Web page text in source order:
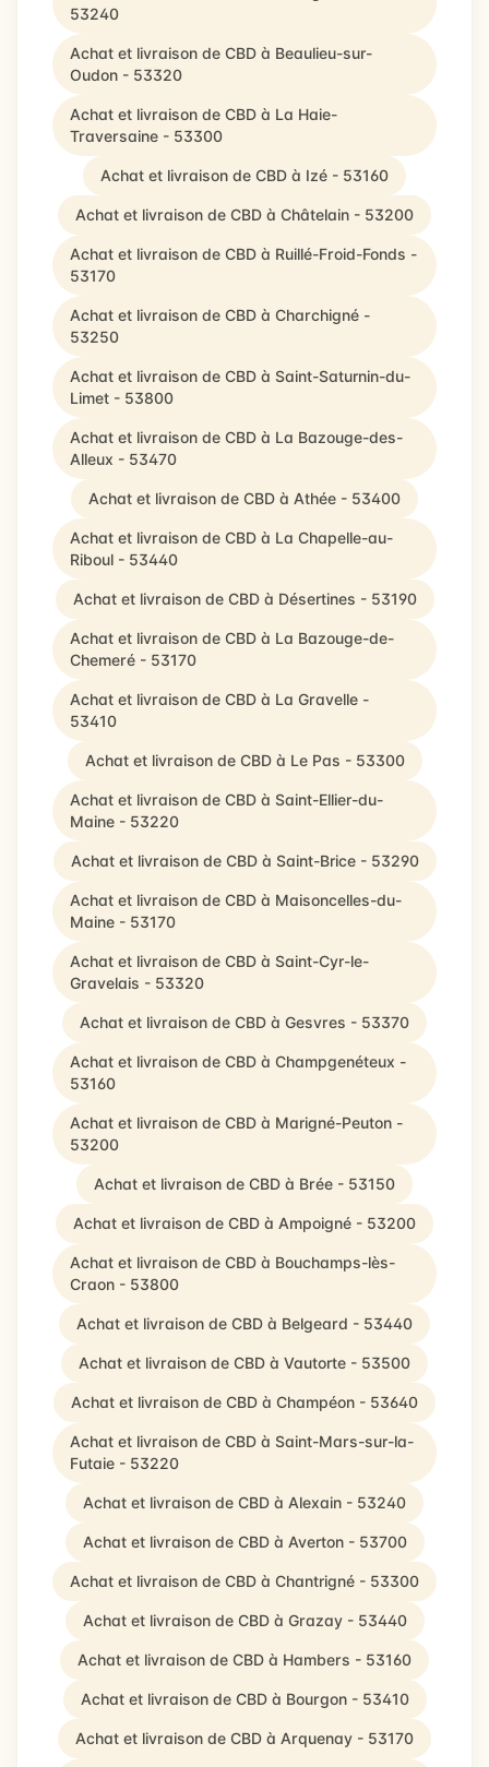
53240
Achat et livraison de CBD à Beaulieu-sur-
Oudon - 53320
Achat et livraison de CBD à La Haie-
Traversaine - 53300
Achat et livraison de CBD à Izé - 53160
Achat et livraison de CBD à Châtelain - 53200
Achat et livraison de CBD à Ruillé-Froid-Fonds -
53170
Achat et livraison de CBD à Charchigné -
53250
Achat et livraison de CBD à Saint-Saturnin-du-
Limet - 53800
Achat et livraison de CBD à La Bazouge-des-
Alleux - 53470
Achat et livraison de CBD à Athée - 53400
Achat et livraison de CBD à La Chapelle-au-
Riboul - 53440
Achat et livraison de CBD à Désertines - 53190
Achat et livraison de CBD à La Bazouge-de-
Chemeré - 53170
Achat et livraison de CBD à La Gravelle -
53410
Achat et livraison de CBD à Le Pas - 53300
Achat et livraison de CBD à Saint-Ellier-du-
Maine - 53220
Achat et livraison de CBD à Saint-Brice - 53290
Achat et livraison de CBD à Maisoncelles-du-
Maine - 53170
Achat et livraison de CBD à Saint-Cyr-le-
Gravelais - 53320
Achat et livraison de CBD à Gesvres - 53370
Achat et livraison de CBD à Champgenéteux -
53160
Achat et livraison de CBD à Marigné-Peuton -
53200
Achat et livraison de CBD à Brée - 53150
Achat et livraison de CBD à Ampoigné - 53200
Achat et livraison de CBD à Bouchamps-lès-
Craon - 53800
Achat et livraison de CBD à Belgeard - 53440
Achat et livraison de CBD à Vautorte - 53500
Achat et livraison de CBD à Champéon - 53640
Achat et livraison de CBD à Saint-Mars-sur-la-
Futaie - 53220
Achat et livraison de CBD à Alexain - 53240
Achat et livraison de CBD à Averton - 53700
Achat et livraison de CBD à Chantrigné - 53300
Achat et livraison de CBD à Grazay - 53440
Achat et livraison de CBD à Hambers - 53160
Achat et livraison de CBD à Bourgon - 53410
Achat et livraison de CBD à Arquenay - 53170